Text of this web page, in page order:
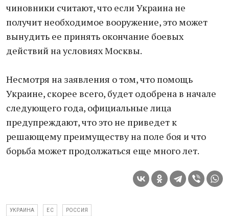
чиновники считают, что если Украина не
получит необходимое вооружение, это может
вынудить ее принять окончание боевых
действий на условиях Москвы.
Несмотря на заявления о том, что помощь
Украине, скорее всего, будет одобрена в начале
следующего года, официальные лица
предупреждают, что это не приведет к
решающему преимуществу на поле боя и что
борьба может продолжаться еще много лет.
УКРАИНА ЕС РОССИЯ